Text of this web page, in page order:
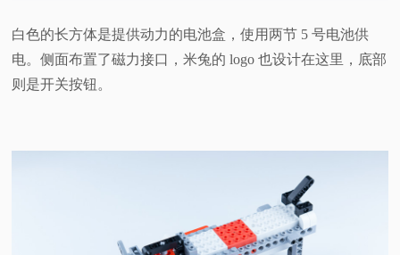
白色的长方体是提供动力的电池盒，使用两节 5 号电池供
电。侧面布置了磁力接口，米兔的 logo 也设计在这里，底部
则是开关按钮。